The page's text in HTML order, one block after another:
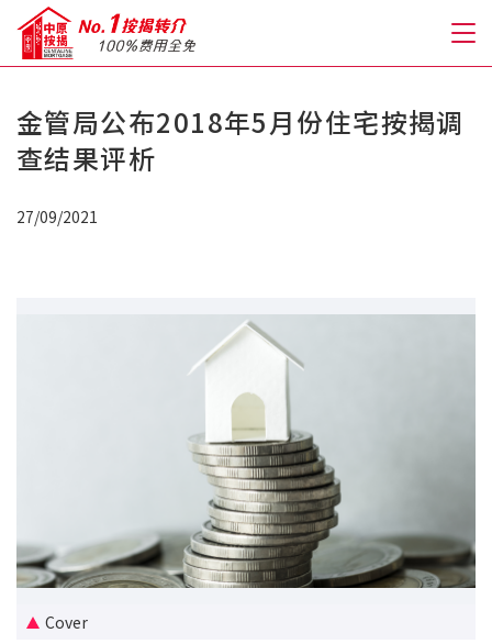
关于我们
中原按揭标签优惠
推荐齐齐友赏
金管局公布2018年5月份住宅按揭调
查结果评析
27/09/2021
Cover